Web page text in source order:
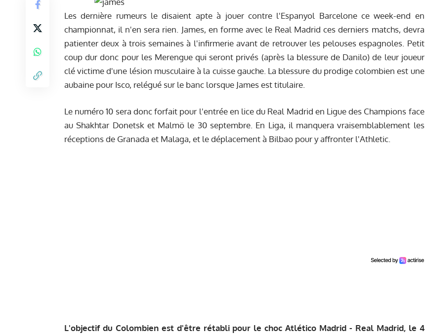
Les dernière rumeurs le disaient apte à jouer contre l'Espanyol Barcelone ce week-end en
championnat, il n'en sera rien. James, en forme avec le Real Madrid ces derniers matchs, devra
patienter deux à trois semaines à l'infirmerie avant de retrouver les pelouses espagnoles. Petit
coup dur donc pour les Merengue qui seront privés (après la blessure de Danilo) de leur joueur
clé victime d'une lésion musculaire à la cuisse gauche. La blessure du prodige colombien est une
aubaine pour Isco, relégué sur le banc lorsque James est titulaire.
Le numéro 10 sera donc forfait pour l'entrée en lice du Real Madrid en Ligue des Champions face
au Shakhtar Donetsk et Malmö le 30 septembre. En Liga, il manquera vraisemblablement les
réceptions de Granada et Malaga, et le déplacement à Bilbao pour y affronter l'Athletic.
L'objectif du Colombien est d'être rétabli pour le choc Atlético Madrid - Real Madrid, le 4